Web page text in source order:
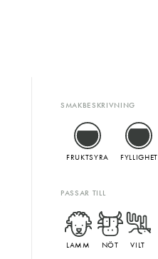
SMAKBESKRIVNING
FRUKTSYRA FYLLIGHET
PASSAR TILL
LAMM NÖT VILT